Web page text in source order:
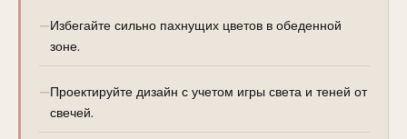
Избегайте сильно пахнущих цветов в обеденной
зоне.
Проектируйте дизайн с учетом игры света и теней от
свечей.